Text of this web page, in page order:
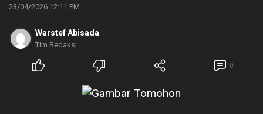
23/04/2026 12:11 PM
Warstef Abisada
Tim Redaksi
0